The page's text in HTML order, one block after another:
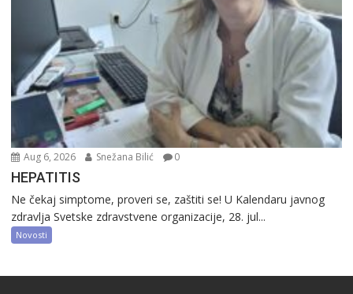
Aug 6, 2026 Snežana Bilić 0
HEPATITIS
Ne čekaj simptome, proveri se, zaštiti se! U Kalendaru javnog
zdravlja Svetske zdravstvene organizacije, 28. jul...
Novosti